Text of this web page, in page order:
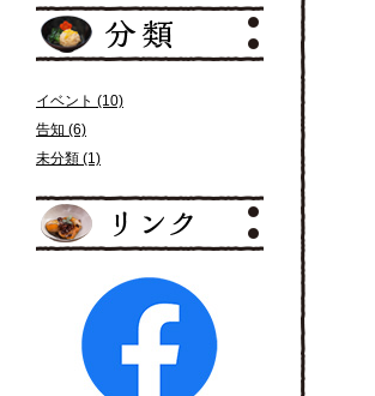
イベント (10)
告知 (6)
未分類 (1)